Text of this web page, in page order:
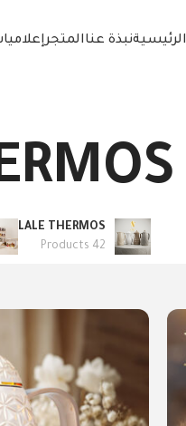
الرئيسيةنبذة عناالمتجر
LALE THERMOS
42 Products